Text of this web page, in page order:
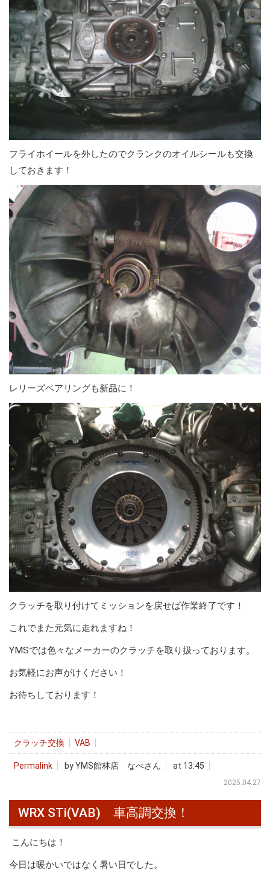
フライホイールを外したのでクランクのオイルシールも交換
しておきます！
レリーズベアリングも新品に！
クラッチを取り付けてミッションを戻せば作業終了です！
これでまた元気に走れますね！
YMSでは色々なメーカーのクラッチを取り扱っております。
お気軽にお声がけください！
お待ちしております！
クラッチ交換 VAB
Permalink by YMS館林店 なべさん at 13:45
2025.04.27
WRX STi(VAB) 車高調交換！
こんにちは！
今日は暖かいではなく暑い日でした。